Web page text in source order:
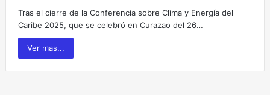
Tras el cierre de la Conferencia sobre Clima y Energía del
Caribe 2025, que se celebró en Curazao del 26…
Ver mas...